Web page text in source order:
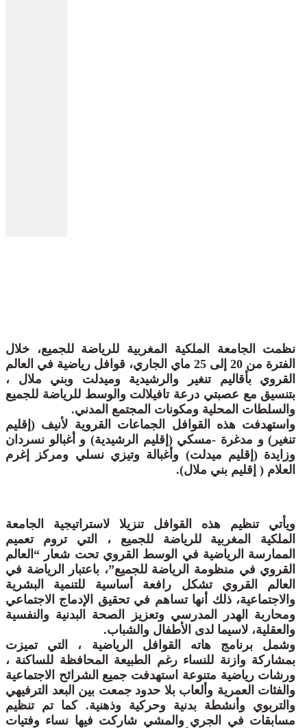
نظمت الجامعة الملكية المغربية للرياضة للجميع، خلال
الفترة من 20 إلى 25 ماي الجاري، قوافل رياضية في العالم
القروي بأقاليم تنغير والرشيدية وميدلت وبني ملال ،
بتنسيق مع عصبتي درعة تافيلالت والوسط للرياضة للجميع
والسلطات المحلية ومكونات المجتمع المدني.
واستهدفت هذه القوافل الجماعات القروية لأنيف (إقليم
تنغير) و مدغرة -مسكي (إقليم الرشيدية) و أغبالو نسردان
وزايدة (إقليم ميدلت) وأغبالة وتيزي نسلي ومركز إغرم
العلام ( إقليم بني ملال).
ويأتي تنظيم هذه القوافل تنزيلا لاستراتيجية الجامعة
الملكية المغربية للرياضة للجميع ، التي تروم تعميم
الممارسة الرياضية في الوسط القروي تحت شعار “العالم
القروي في منظومة الرياضة للجميع”، باعتبار الرياضة في
العالم القروي تشكل رافعة أساسية للتنمية البشرية
والاجتماعية، ذلك أنها تساهم في تحقيق الإدماج الاجتماعي
ومحاربة الهدر المدرسي وتعزيز الصحة البدنية والنفسية
والعقلية، لاسيما لدى الأطفال والشباب.
وشمل برنامج هاته القوافل الرياضية ، التي تميزت
بمشاركة وازنة للنساء رغم الطبيعة المحافظة للساكنة ،
ورشات رياضية متنوعة استهدفت جميع الشرائح الاجتماعية
والفئات العمرية وألعاب بلا حدود جمعت بين البعد الترفيهي
والتربوي وأنشطة بدنية وحركية وذهنية. كما تم تنظيم
مسابقات في الجري والمشي شاركت فيها نساء وفتيات